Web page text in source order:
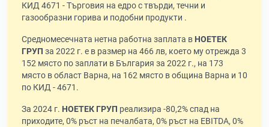
КИД 4671 - Търговия на едро с твърди, течни и
газообразни горива и подобни продукти .
Средномесечната нетна работна заплата в НОЕТЕК
ГРУП за 2022 г. е в размер на 466 лв, което му отрежда 3
152 място по заплати в България за 2022 г., на 173
място в област Варна, на 162 място в община Варна и 10
по КИД - 4671.
За 2024 г. НОЕТЕК ГРУП реализира -80,2% спад на
приходите, 0% ръст на печалбата, 0% ръст на EBITDA, 0%